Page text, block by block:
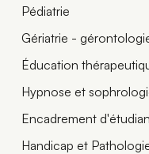
Pédiatrie
Gériatrie -
Éducation
Hypnose et
Encadrement
Handicap et